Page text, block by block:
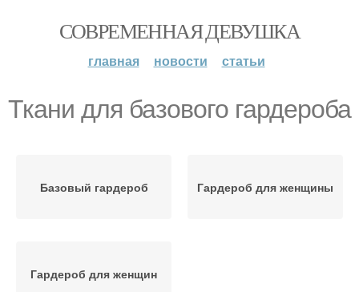
СОВРЕМЕННАЯ ДЕВУШКА
главная новости статьи
Ткани для базового гардероба
Базовый гардероб Гардероб для женщины
Гардероб для женщин